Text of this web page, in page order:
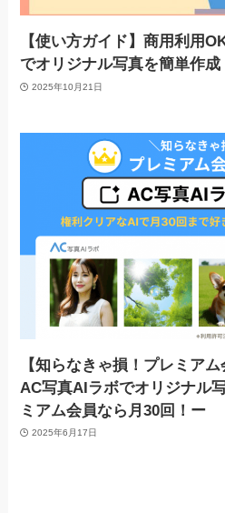
【使い方ガイド】商用利用
でオリジナル写真を簡単作成
2025年10月21日
【知らなきゃ損！プレミア
AC写真AIラボでオリジナル
ミアム会員なら月30回！ー
2025年6月17日